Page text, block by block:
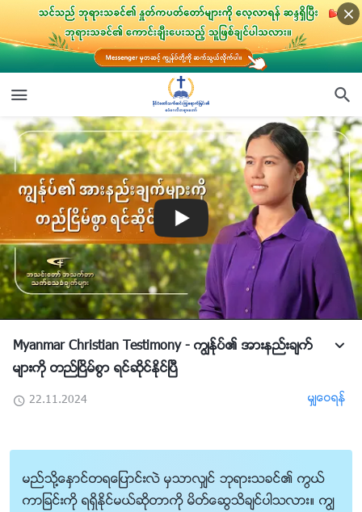
Myanmar Christian Testimony - ကြၽန္ုပ္၏ အားနည္းခ်က္
မ်ားကို တည္ၿငိမ္စြာ ရင္ဆိုင္ႏိုင္ၿပီ
22.11.2024 မွ်ေဝရန္
မည္သို႔ေႏွာင္တရေျပာင္းလဲ မွသာလွ်င္ ဘုရားသခင္၏ ကြယ္
ကာျခင္းကို ရရွိႏိုင္မယ္ဆိုတာကို မိတ္ေဆြသိခ်င္ပါသလား။ ကြၽ